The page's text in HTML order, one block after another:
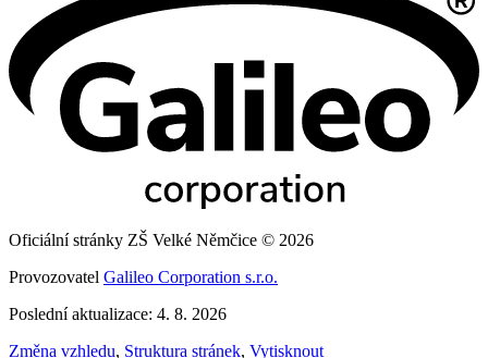
Oficiální stránky ZŠ Velké Němčice © 2026
Provozovatel Galileo Corporation s.r.o.
Poslední aktualizace: 4. 8. 2026
Změna vzhledu, Struktura stránek, Vytisknout